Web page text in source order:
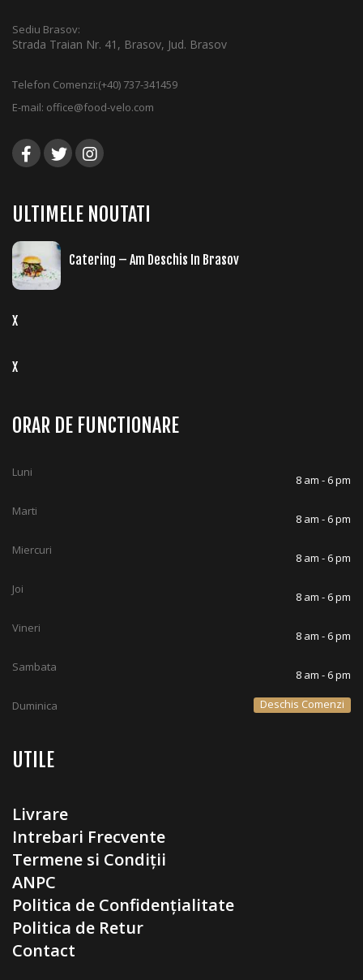
Sediu Brasov:
Strada Traian Nr. 41, Brasov, Jud. Brasov
Telefon Comenzi:(+40) 737-341459
E-mail: office@food-velo.com
ULTIMELE NOUTATI
Catering – Am Deschis In Brasov
X
X
ORAR DE FUNCTIONARE
Luni
8 am - 6 pm
Marti
8 am - 6 pm
Miercuri
8 am - 6 pm
Joi
8 am - 6 pm
Vineri
8 am - 6 pm
Sambata
8 am - 6 pm
Duminica Deschis Comenzi
UTILE
Livrare
Intrebari Frecvente
Termene si Condiții
ANPC
Politica de Confidențialitate
Politica de Retur
Contact